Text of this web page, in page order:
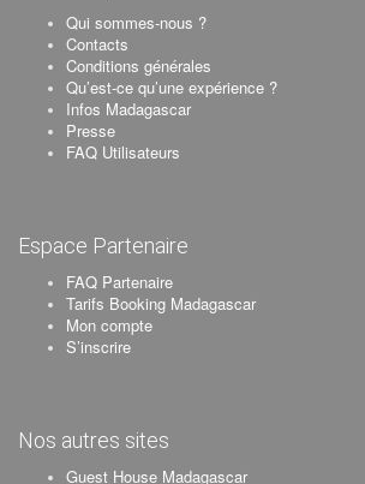
Qui sommes-nous ?
Contacts
Conditions générales
Qu’est-ce qu’une expérience ?
Infos Madagascar
Presse
FAQ Utilisateurs
Espace Partenaire
FAQ Partenaire
Tarifs Booking Madagascar
Mon compte
S’inscrire
Nos autres sites
Guest House Madagascar